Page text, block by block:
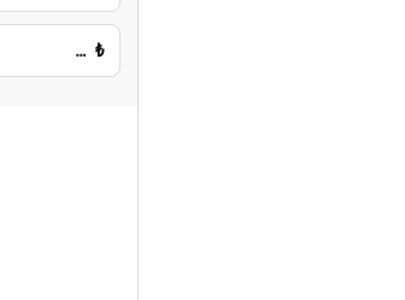
… ₺